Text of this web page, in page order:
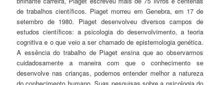
de trabalhos científicos. Piaget morreu em Genebra, em 17 de
setembro de 1980. Piaget desenvolveu diversos campos de
estudos científicos: a psicologia do desenvolvimento, a teoria
cognitiva e o que veio a ser chamado de epistemologia genética.
A essência do trabalho de Piaget ensina que ao observarmos
cuidadosamente a maneira com que o conhecimento se
desenvolve nas crianças, podemos entender melhor a natureza